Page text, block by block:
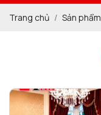
Trang chủ Sản phẩm